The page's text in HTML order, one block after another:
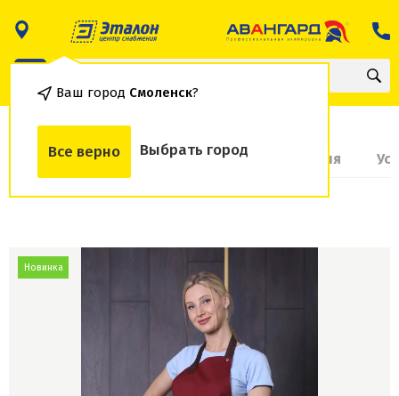
Ваш город Смоленск?
Все верно Выбрать город
О товаре Доставка и оплата Гарантия
Новинка